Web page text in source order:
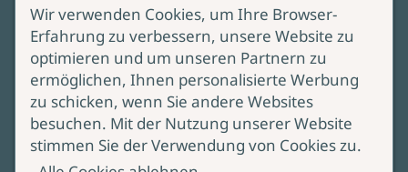
Cookie-Einstellungen
AGB Online Shop
Service
Lieferung & Versand
Produktsicherheit
Bei Fragen zur Produktsicherheit
wenden Sie sich bitte an
Wir verwenden Cookies, um Ihre Browser-
Erfahrung zu verbessern, unsere Website zu
optimieren und um unseren Partnern zu
ermöglichen, Ihnen personalisierte Werbung
zu schicken, wenn Sie andere Websites
besuchen. Mit der Nutzung unserer Website
stimmen Sie der Verwendung von Cookies zu.